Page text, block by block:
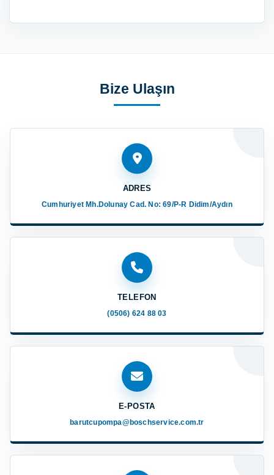
Bize Ulaşın
ADRES
Cumhuriyet Mh.Dolunay Cad. No: 69/P-R Didim/Aydın
TELEFON
(0506) 624 88 03
E-POSTA
barutcupompa@boschservice.com.tr